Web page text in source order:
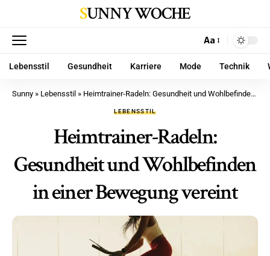
SUNNY WOCHE
Aa
Lebensstil Gesundheit Karriere Mode Technik
Sunny » Lebensstil » Heimtrainer-Radeln: Gesundheit und Wohlbefinden in einer Bewegung vereint
LEBENSSTIL
Heimtrainer-Radeln:
Gesundheit und Wohlbefinden
in einer Bewegung vereint